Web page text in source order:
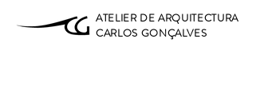
ATELIER DE ARQUITECTURA
CARLOS GONÇALVES